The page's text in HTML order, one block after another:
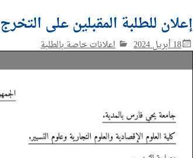
إعلان للطلبة المقبلين على التخرج
18 أبريل 2024 اعلانات خاصة بالطلبة